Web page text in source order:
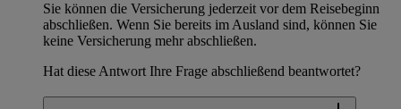
Sie können die Versicherung jederzeit vor dem Reisebeginn
abschließen. Wenn Sie bereits im Ausland sind, können Sie
keine Versicherung mehr abschließen.
Hat diese Antwort Ihre Frage abschließend beantwortet?